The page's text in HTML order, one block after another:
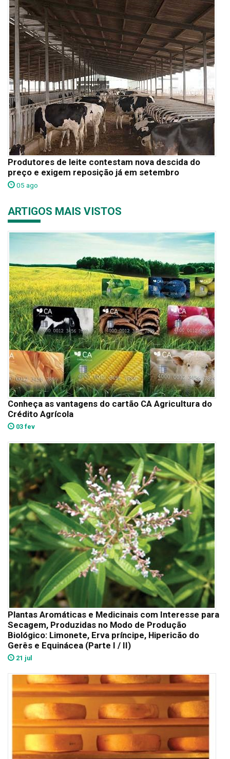
Produtores de leite contestam nova descida do
preço e exigem reposição já em setembro
05 ago
ARTIGOS MAIS VISTOS
Conheça as vantagens do cartão CA Agricultura do
Crédito Agrícola
03 fev
Plantas Aromáticas e Medicinais com Interesse para
Secagem, Produzidas no Modo de Produção
Biológico: Limonete, Erva príncipe, Hipericão do
Gerês e Equinácea (Parte I / II)
21 jul